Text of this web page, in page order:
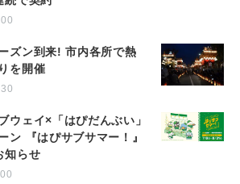
ズン到来! 市内各所で熱
を開催
ウェイ×「はぴだんぶい」
ン 『はぴサブサマー！』
知らせ